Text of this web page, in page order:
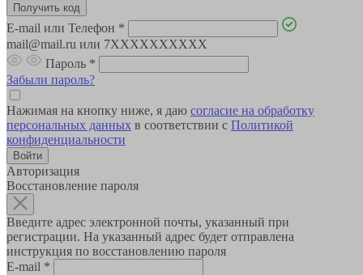
E-mail или Телефон *
mail@mail.ru или 7XXXXXXXXXX
Пароль *
Забыли пароль?
Нажимая на кнопку ниже, я даю согласие на обработку
персональных данных в соответствии с Политикой
конфиденциальности
Авторизация
Восстановление пароля
Введите адрес электронной почты, указанный при
регистрации. На указанный адрес будет отправлена
инструкция по восстановлению пароля
E-mail *